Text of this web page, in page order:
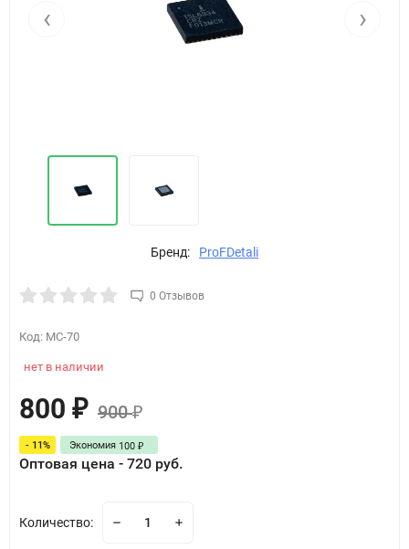
‹ ›
Бренд: ProFDetali
0 Отзывов
Код: MC-70
нет в наличии
800 ₽ 900₽
- 11% Экономия 100 ₽
Оптовая цена - 720 руб.
Количество: